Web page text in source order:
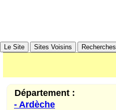
Le Site Sites Voisins Recherches
Département :
- Ardèche